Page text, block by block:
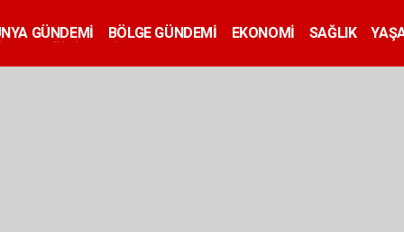
GÜNDEMİ BÖLGE GÜNDEMİ EKONOMİ SAĞLIK